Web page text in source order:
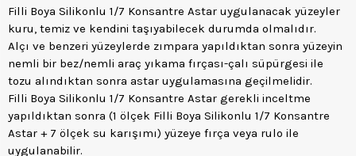
Filli Boya Silikonlu 1/7 Konsantre Astar uygulanacak yüzeyler
kuru, temiz ve kendini taşıyabilecek durumda olmalıdır.
Alçı ve benzeri yüzeylerde zımpara yapıldıktan sonra yüzeyin
nemli bir bez/nemli araç yıkama fırçası-çalı süpürgesi ile
tozu alındıktan sonra astar uygulamasına geçilmelidir.
Filli Boya Silikonlu 1/7 Konsantre Astar gerekli inceltme
yapıldıktan sonra (1 ölçek Filli Boya Silikonlu 1/7 Konsantre
Astar + 7 ölçek su karışımı) yüzeye fırça veya rulo ile
uygulanabilir.